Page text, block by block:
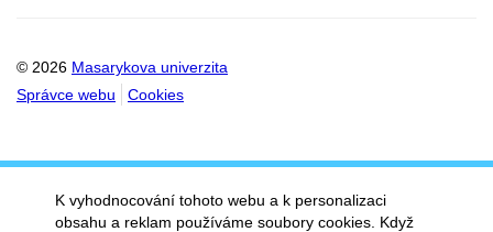
© 2026 Masarykova univerzita
Správce webu
Cookies
K vyhodnocování tohoto webu a k personalizaci
obsahu a reklam používáme soubory cookies. Když